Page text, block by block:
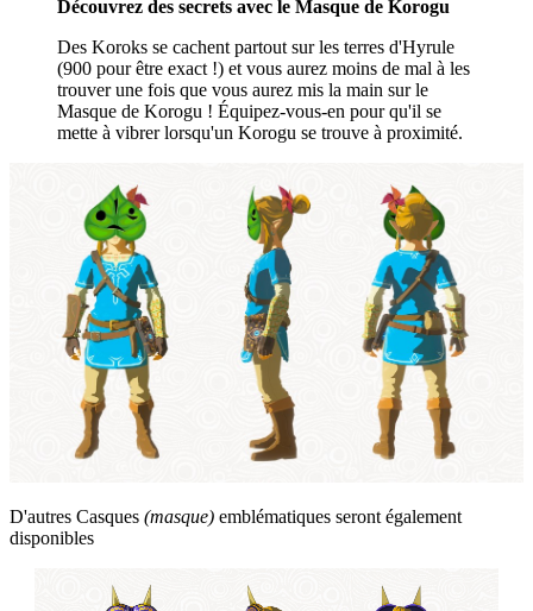
Découvrez des secrets avec le Masque de Korogu
Des Koroks se cachent partout sur les terres d'Hyrule
(900 pour être exact !) et vous aurez moins de mal à les
trouver une fois que vous aurez mis la main sur le
Masque de Korogu ! Équipez-vous-en pour qu'il se
mette à vibrer lorsqu'un Korogu se trouve à proximité.
D'autres Casques (masque) emblématiques seront également
disponibles